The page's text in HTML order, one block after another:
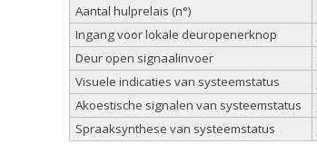
Aantal hulprelais (n°)
Ingang voor lokale deuropenerknop
Deur open signaalinvoer
Visuele indicaties van systeemstatus
Akoestische signalen van systeemstatus
Spraaksynthese van systeemstatus